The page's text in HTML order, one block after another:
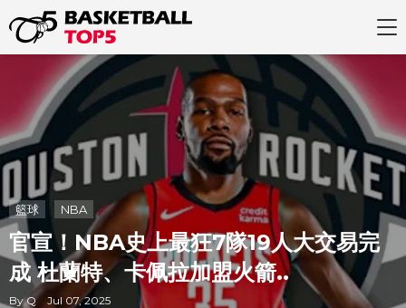
籃球 NBA
官宣！NBA史上最狂7隊19人大交易完
成 杜蘭特、卡佩拉加盟火箭..
By Q Jul 07, 2025